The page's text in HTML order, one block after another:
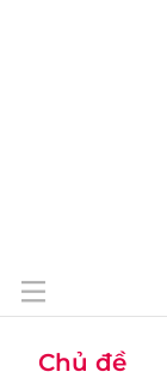
Chủ đề